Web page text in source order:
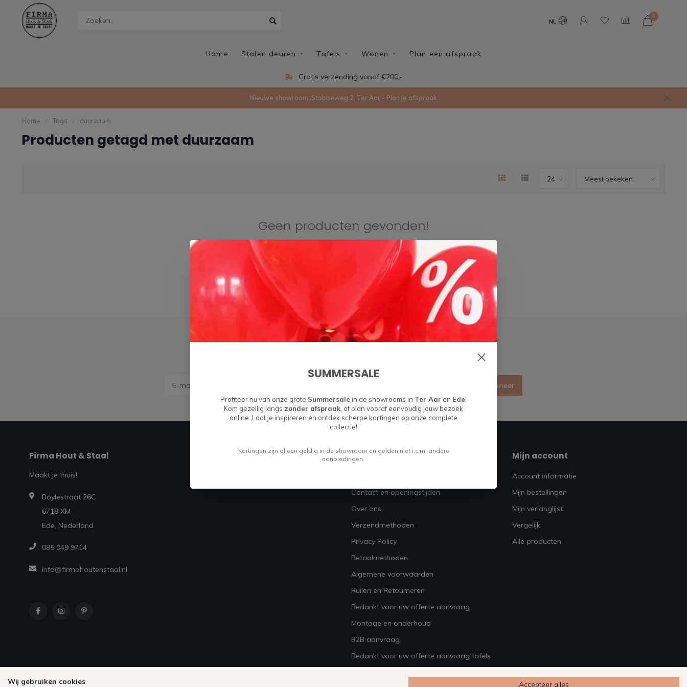
NL
0
Home Stalen deuren Tafels Wonen Plan een afspraak
Gratis verzending vanaf €200,-
Nieuwe showroom: Stobbeweg 2, Ter Aar - Plan je afspraak
Home Tags duurzaam
Producten getagd met duurzaam
Geen producten gevonden!
GA VERDER MET WINKELEN
Abonneer
Firma Hout & Staal
Maakt je thuis!
Boylestraat 26C
6718 XM
Ede, Nederland
085 049 9714
info@firmahoutenstaal.nl
Informatie
Contact en openingstijden
Over ons
Verzendmethoden
Privacy Policy
Betaalmethoden
Algemene voorwaarden
Ruilen en Retourneren
Bedankt voor uw offerte aanvraag
Montage en onderhoud
B2B aanvraag
Bedankt voor uw offerte aanvraag tafels
Mijn account
Account informatie
Mijn bestellingen
Mijn verlanglijst
Vergelijk
Alle producten
SUMMERSALE
Profiteer nu van onze grote Summersale in de showrooms in Ter Aar en Ede!
Kom gezellig langs zonder afspraak , of plan vooraf eenvoudig jouw bezoek
online. Laat je inspireren en ontdek scherpe kortingen op onze complete
collectie!
Kortingen zijn alleen geldig in de showroom en gelden niet i.c.m. andere
aanbiedingen.
Wij gebruiken cookies Accepteer alles